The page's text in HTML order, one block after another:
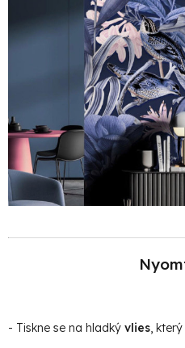
- Tiskne se na hladký vlies,